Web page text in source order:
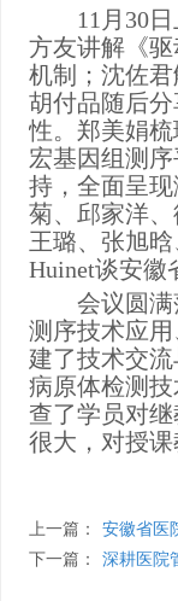
11月30
方友讲解《
机制；沈佐
胡付品随后
性。郑美娟
宏基因组测
持，全面呈
菊、邱家洋
王璐、张旭
Huinet谈安徽
会议圆满
测序技术应
建了技术交
病原体检测
查了学员对
很大，对授
上一篇：
安徽省医
下一篇：
深耕医院